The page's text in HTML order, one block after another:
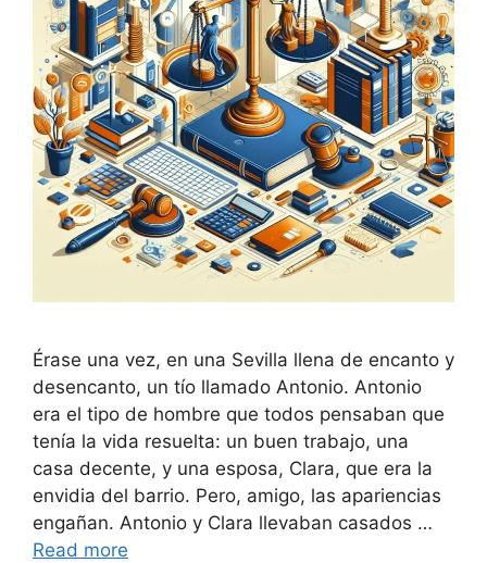
Érase una vez, en una Sevilla llena de encanto y
desencanto, un tío llamado Antonio. Antonio
era el tipo de hombre que todos pensaban que
tenía la vida resuelta: un buen trabajo, una
casa decente, y una esposa, Clara, que era la
envidia del barrio. Pero, amigo, las apariencias
engañan. Antonio y Clara llevaban casados …
Read more